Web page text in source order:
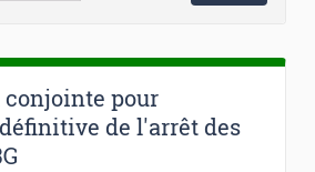
pour
de l'arrêt des